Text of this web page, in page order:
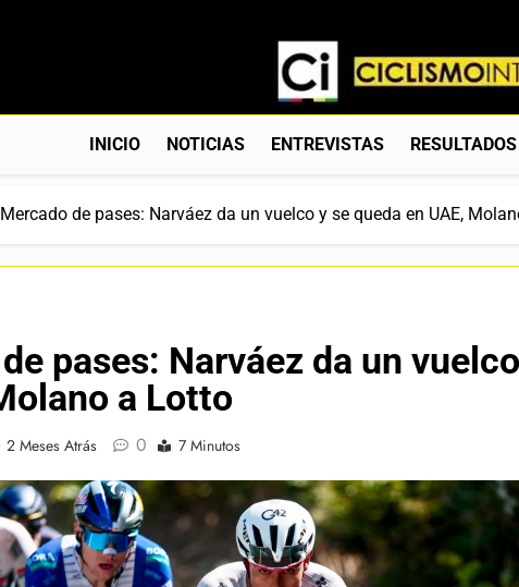
Ciclismo
Web Dedicada Al Ciclismo
INICIO NOTICIAS ENTREVISTAS RESULTADOS
Mercado de pases: Narváez da un vuelco y se queda en UAE,
pases: Narváez da un
a Lotto
2 Meses Atrás 0 7 Minutos